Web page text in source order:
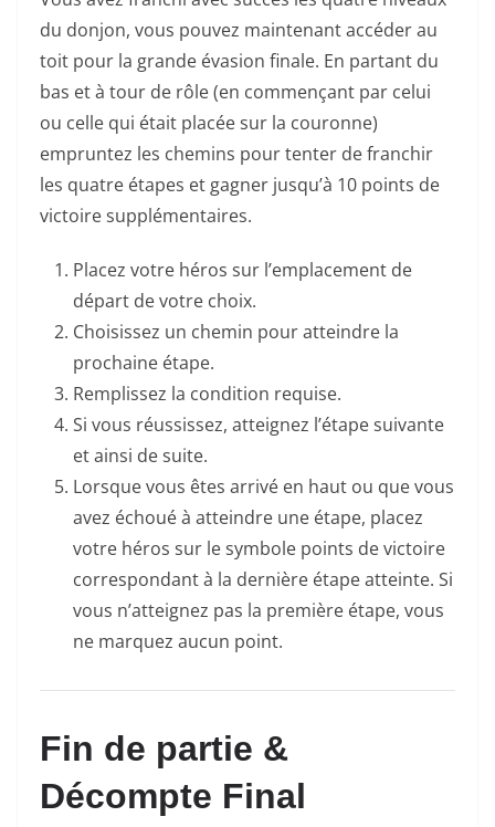
du donjon, vous pouvez maintenant accéder au
toit pour la grande évasion finale. En partant du
bas et à tour de rôle (en commençant par celui
ou celle qui était placée sur la couronne)
empruntez les chemins pour tenter de franchir
les quatre étapes et gagner jusqu’à 10 points de
victoire supplémentaires.
Placez votre héros sur l’emplacement de
départ de votre choix.
Choisissez un chemin pour atteindre la
prochaine étape.
Remplissez la condition requise.
Si vous réussissez, atteignez l’étape suivante
et ainsi de suite.
Lorsque vous êtes arrivé en haut ou que vous
avez échoué à atteindre une étape, placez
votre héros sur le symbole points de victoire
correspondant à la dernière étape atteinte. Si
vous n’atteignez pas la première étape, vous
ne marquez aucun point.
Fin de partie &
Décompte Final